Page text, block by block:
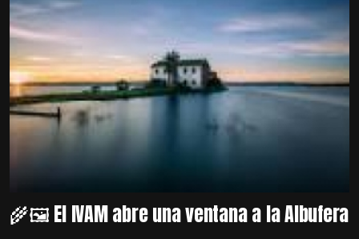
🌾🖼️ El IVAM abre una ventana a la Albufera